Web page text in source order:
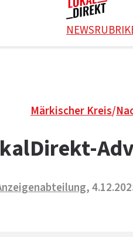
NEWS
Märkischer Kreis/
,